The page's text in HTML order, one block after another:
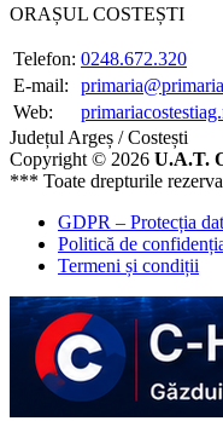
ORAȘUL COSTEȘTI
Telefon: 0248.672.320
E-mail:
Web:
Județul Argeș / Costești
Copyright © 2026 U.A.T.
*** Toate drepturile
GDPR – Protecția
Politică de
Termeni și condiții